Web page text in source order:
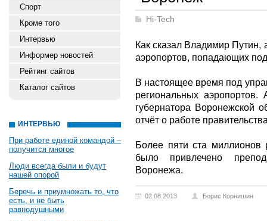
Спорт
Кроме того
Интервью
Информер новостей
Рейтинг сайтов
Каталог сайтов
ИНТЕРВЬЮ
При работе единой командой –
получится многое
Люди всегда были и будут
нашей опорой
Беречь и приумножать то, что
есть, и не быть
равнодушными
Hi-Tech
Как сказал Владимир Путин,
аэропортов, попадающих
В настоящее время под
региональных
губернатора Воронежской
отчёт о работе
Более пяти ста миллионов
было привлечено
Воронежа.
02.08.2013 Борис Корнишин